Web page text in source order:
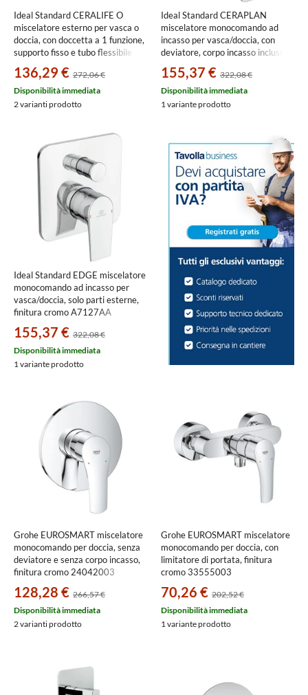
Ideal Standard CERALIFE O
miscelatore esterno per vasca o
doccia, con doccetta a 1 funzione,
supporto fisso e tubo flessibile
136,29 € 272,06 €
Disponibilità immediata
2 varianti prodotto
Ideal Standard CERAPLAN
miscelatore monocomando ad
incasso per vasca/doccia, con
deviatore, corpo incasso incluso,
155,37 € 322,08 €
Disponibilità immediata
1 variante prodotto
Ideal Standard EDGE miscelatore
monocomando ad incasso per
vasca/doccia, solo parti esterne,
finitura cromo A7127AA
155,37 € 322,08 €
Disponibilità immediata
1 variante prodotto
Grohe EUROSMART miscelatore
monocomando per doccia, senza
deviatore e senza corpo incasso,
finitura cromo 24042003
128,28 € 266,57 €
Disponibilità immediata
2 varianti prodotto
Grohe EUROSMART miscelatore
monocomando per doccia, con
limitatore di portata, finitura
cromo 33555003
70,26 € 202,52 €
Disponibilità immediata
1 variante prodotto